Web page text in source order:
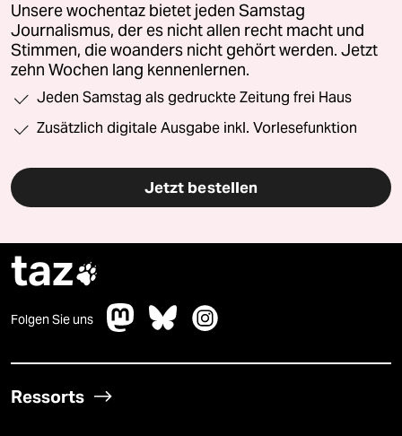
Unsere wochentaz bietet jeden Samstag
Journalismus, der es nicht allen recht macht und
Stimmen, die woanders nicht gehört werden. Jetzt
zehn Wochen lang kennenlernen.
Jeden Samstag als gedruckte Zeitung frei Haus
Zusätzlich digitale Ausgabe inkl. Vorlesefunktion
Jetzt bestellen
taz
Folgen Sie uns
Ressorts